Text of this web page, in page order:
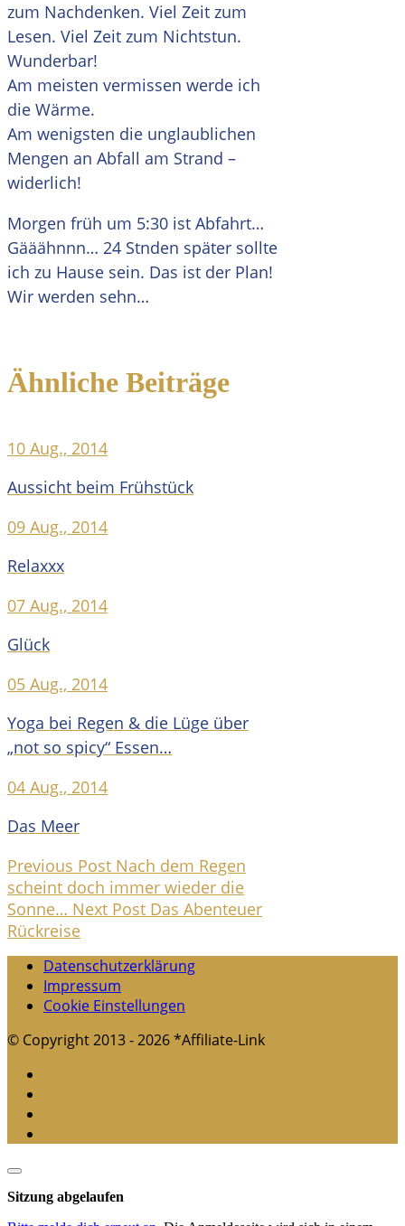
zum Nachdenken. Viel Zeit zum
Lesen. Viel Zeit zum Nichtstun.
Wunderbar!
Am meisten vermissen werde ich
die Wärme.
Am wenigsten die unglaublichen
Mengen an Abfall am Strand –
widerlich!
Morgen früh um 5:30 ist Abfahrt…
Gääähnnn… 24 Stnden später sollte
ich zu Hause sein. Das ist der Plan!
Wir werden sehn…
Ähnliche Beiträge
10 Aug., 2014
Aussicht beim Frühstück
09 Aug., 2014
Relaxxx
07 Aug., 2014
Glück
05 Aug., 2014
Yoga bei Regen & die Lüge über
„not so spicy“ Essen…
04 Aug., 2014
Das Meer
Previous Post Nach dem Regen
scheint doch immer wieder die
Sonne… Next Post Das Abenteuer
Rückreise
Datenschutzerklärung
Impressum
Cookie Einstellungen
© Copyright 2013 - 2026 *Affiliate-Link
Dialog
schließen
Sitzung abgelaufen